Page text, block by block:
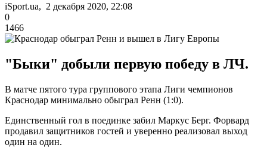
iSport.ua, 2 декабря 2020, 22:08
0
1466
"Быки" добыли первую победу в ЛЧ.
В матче пятого тура группового этапа Лиги чемпионов
Краснодар минимально обыграл Ренн (1:0).
Единственный гол в поединке забил Маркус Берг. Форвард
продавил защитников гостей и уверенно реализовал выход
один на один.